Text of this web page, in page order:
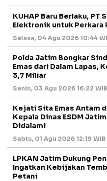
KUHAP Baru Berlaku, PT
Elektronik untuk Perkara
Selasa, 04 Agu 2026 10:44
Polda Jatim Bongkar
Emas dari Dalam Lapas,
3,7 Miliar
Senin, 03 Agu 2026 16:22 WIB
Kejati Sita Emas Antam
Kepala Dinas ESDM
Didalami
Sabtu, 01 Agu 2026 12:19 WIB
LPKAN Jatim Dukung
Ingatkan Kebijakan
Petani